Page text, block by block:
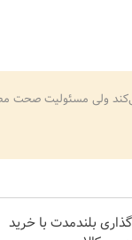
ولی مسئولیت
بلندمدت با خرید